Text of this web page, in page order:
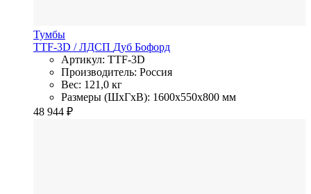
Тумбы
TTF-3D / ЛДСП Дуб Бофорд
Артикул: TTF-3D
Производитель: Россия
Вес: 121,0 кг
Размеры (ШхГхВ): 1600x550x800 мм
48 944 ₽